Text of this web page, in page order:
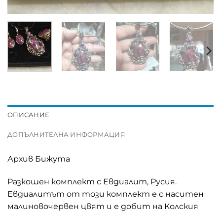
ОПИСАНИЕ
ДОПЪЛНИТЕЛНА ИНФОРМАЦИЯ
Архив Бижута
Разкошен комплект с Евдиалит, Русия.
Евдиалитът от този комплект е с наситен
малиновочервен цвят и е добит на Колския